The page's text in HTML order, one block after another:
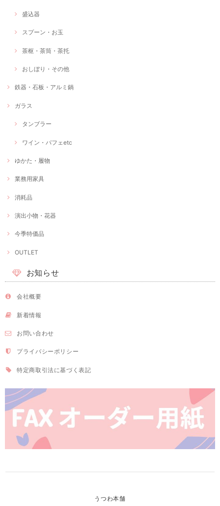
盛込器
スプーン・お玉
茶枢・茶筒・茶托
おしぼり・その他
鉄器・石板・アルミ鍋
ガラス
タンブラー
ワイン・パフェetc
ゆかた・履物
業務用家具
消耗品
演出小物・花器
今季特価品
OUTLET
お知らせ
会社概要
新着情報
お問い合わせ
プライバシーポリシー
特定商取引法に基づく表記
うつわ本舗